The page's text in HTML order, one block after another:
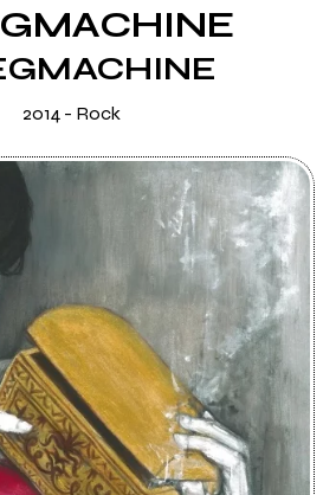
2014 - Rock